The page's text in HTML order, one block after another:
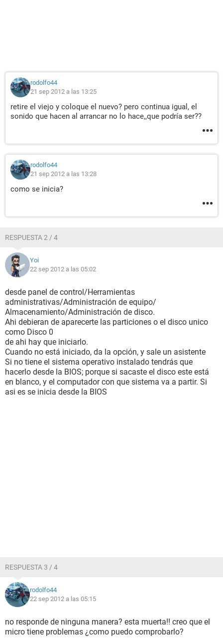
rodolfo44
21 sep 2012 a las 13:25
retire el viejo y coloque el nuevo? pero continua igual, el
sonido que hacen al arrancar no lo hace,,que podría ser??
rodolfo44
21 sep 2012 a las 13:28
como se inicia?
RESPUESTA 2 / 4
Yoi
22 sep 2012 a las 05:02
desde panel de control/Herramientas
administrativas/Administración de equipo/
Almacenamiento/Administración de disco.
Ahi debieran de aparecerte las particiones o el disco unico
como Disco 0
de ahi hay que iniciarlo.
Cuando no está iniciado, da la opción, y sale un asistente
Si no tiene el sistema operativo instalado tendrás que
hacerlo desde la BIOS; porque si sacaste el disco este está
en blanco, y el computador con que sistema va a partir. Si
asi es se inicia desde la BIOS
RESPUESTA 3 / 4
rodolfo44
22 sep 2012 a las 05:15
no responde de ninguna manera? esta muerta!! creo que el
micro tiene problemas ¿como puedo comprobarlo?